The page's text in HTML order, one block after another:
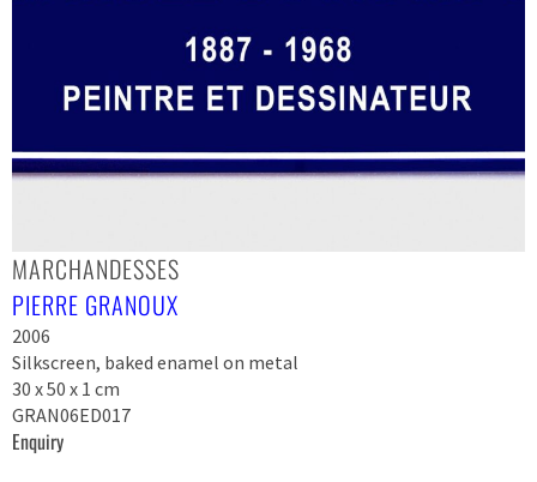
MARCHANDESSES
PIERRE GRANOUX
2006
Silkscreen, baked enamel on metal
30 x 50 x 1 cm
GRAN06ED017
Enquiry